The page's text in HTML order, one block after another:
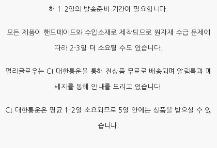
해 1-2일의 발송준비 기간이 필요합니다.
모든 제품이 핸드메이드와 수입소재로 제작되므로 원자재 수급 문제에
따라 2-3일 더 소요될 수도 있습니다.
펄리글로우는 CJ 대한통운을 통해 전상품 무료로 배송되며 알림톡과 메
세지를 통해 안내를 드리고 있습니다.
CJ 대한통운은 평균 1-2일 소요되므로 5일 안에는 상품을 받으실 수 있
습니다.